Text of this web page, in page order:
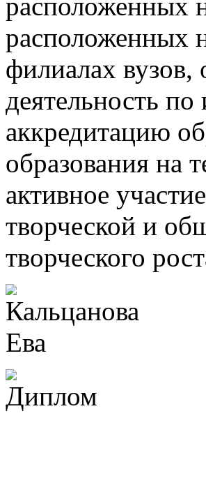
расположенных
филиалах
деятельность
аккредитацию
образования на
активное
творческой и
творческого